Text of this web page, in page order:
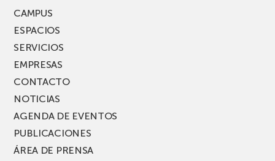
CAMPUS
ESPACIOS
SERVICIOS
EMPRESAS
CONTACTO
NOTICIAS
AGENDA DE EVENTOS
PUBLICACIONES
ÁREA DE PRENSA